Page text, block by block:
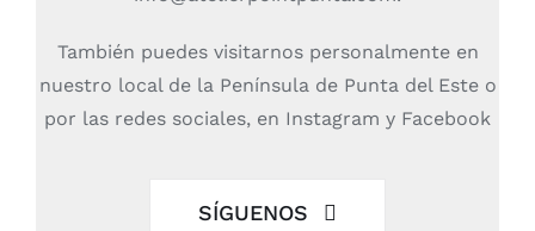
También puedes visitarnos personalmente en
nuestro local de la Península de Punta del Este o
por las redes sociales, en Instagram y Facebook
SÍGUENOS